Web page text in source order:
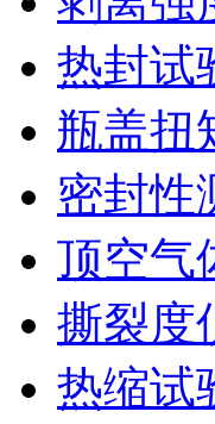
热封试
瓶盖扭
密封性
顶空气
撕裂度
热缩试